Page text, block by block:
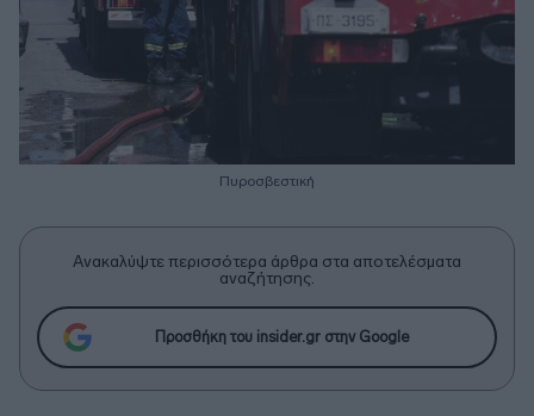
Πυροσβεστική
Ανακαλύψτε περισσότερα άρθρα στα αποτελέσματα
αναζήτησης.
Προσθήκη του insider.gr στην Google